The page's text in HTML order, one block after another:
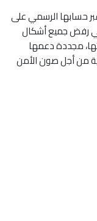
حسابها الرسمي على
رفض جميع أشكال
مجددة دعمها
من أجل صون الأمن